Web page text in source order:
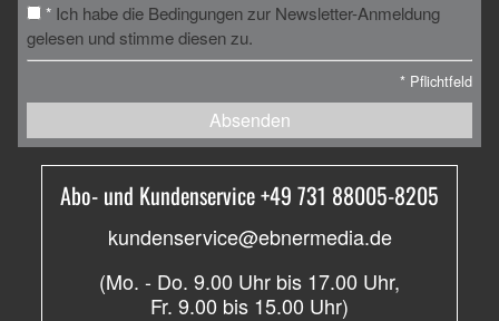
* Ich habe die Bedingungen zur Newsletter-Anmeldung
gelesen und stimme diesen zu.
* Pflichtfeld
Absenden
Abo- und Kundenservice +49 731 88005-8205
kundenservice@ebnermedia.de
(Mo. - Do. 9.00 Uhr bis 17.00 Uhr,
Fr. 9.00 bis 15.00 Uhr)